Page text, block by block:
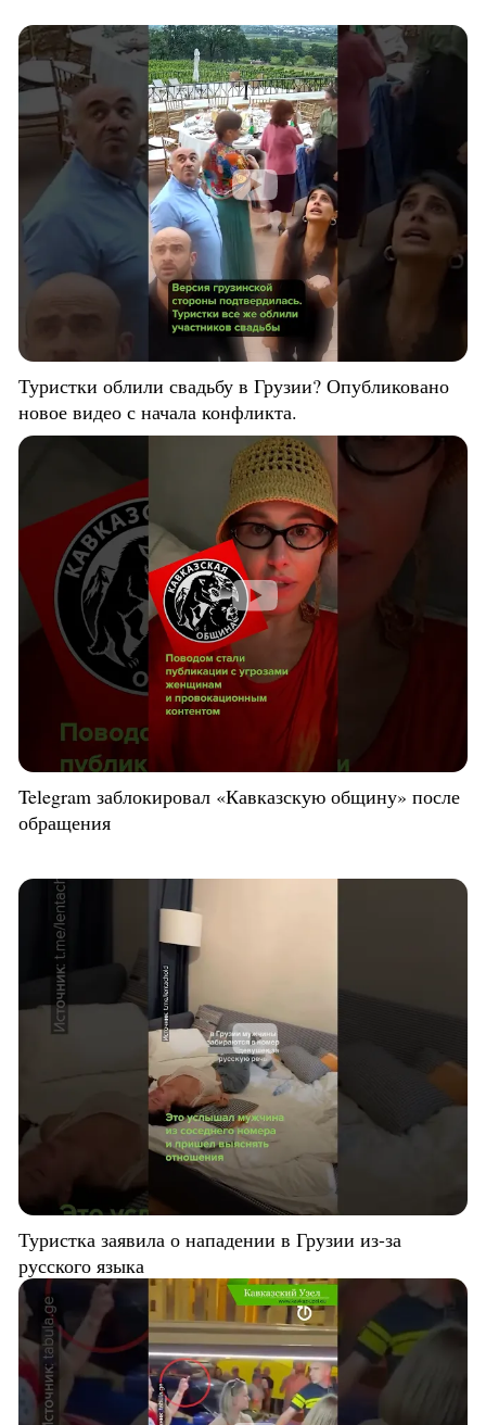
Туристки облили свадьбу в Грузии? Опубликовано
новое видео с начала конфликта.
Telegram заблокировал «Кавказскую общину» после
обращения
Туристка заявила о нападении в Грузии из-за
русского языка